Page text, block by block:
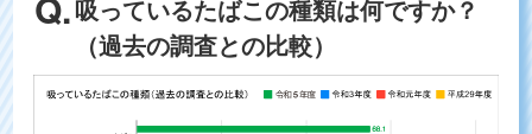
吸っているたばこの種類は何ですか？
（過去の調査との比較）